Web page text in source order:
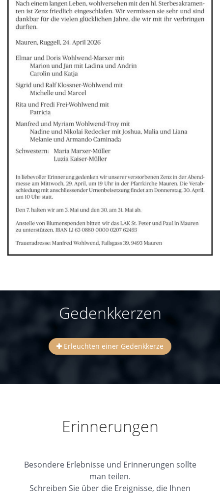
Gedenkkerzen
Erleuchten einer Gedenkkerze
Erinnerungen
Besondere Erlebnisse und Erinnerungen sollte
man teilen.
Schreiben Sie über die Ereignisse, die Ihnen